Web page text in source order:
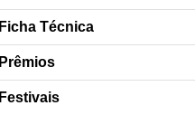
Ficha Técnica
Prêmios
Festivais